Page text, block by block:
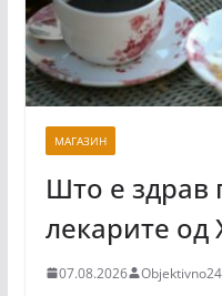
МАГАЗИН
Што е здрав
лекарите од
07.08.2026 Objektivno24